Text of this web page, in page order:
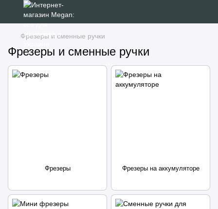
Фрезеры и сменные ручки
Фрезеры и сменные ручки
Фрезеры Фрезеры на аккумуляторе